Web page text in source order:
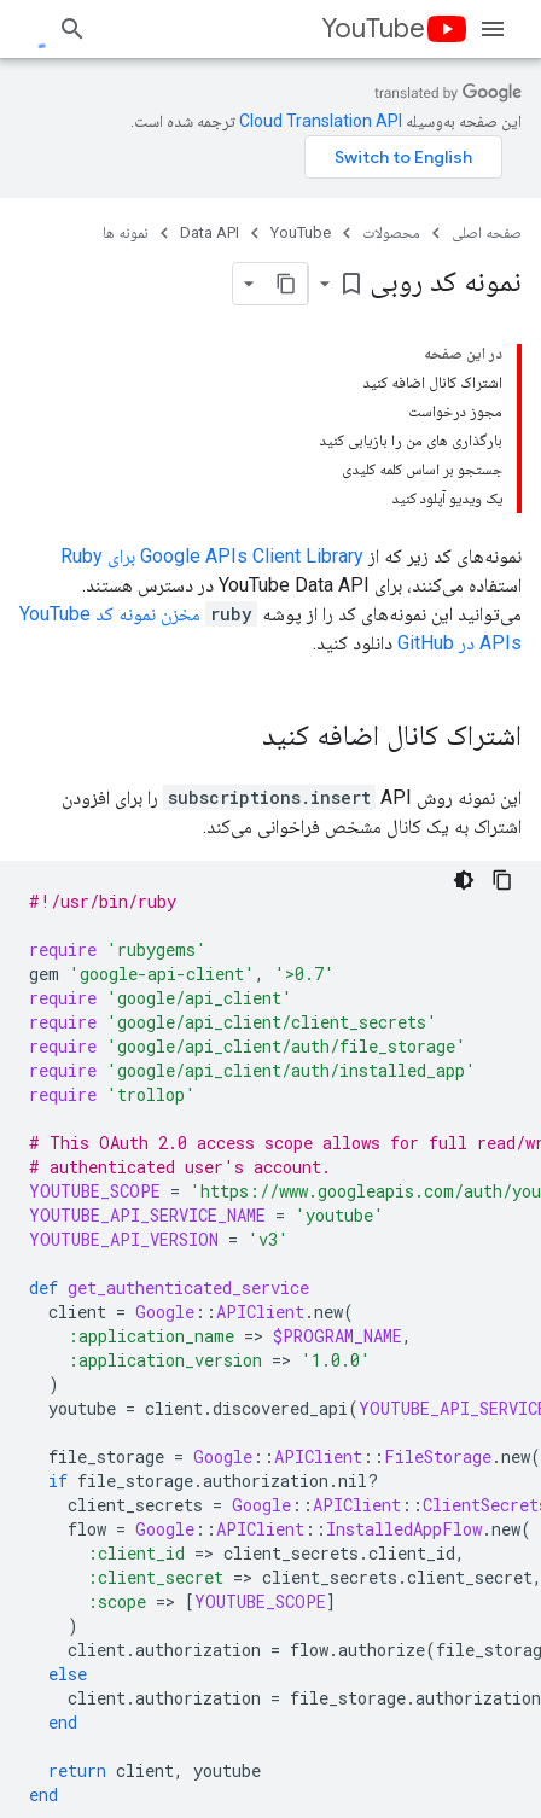
YouTube
این صفحه به‌وسیله ترجمه شده است.
صفحه اصلی محصولات YouTube
Data API نمونه ها
نمونه کد روبی bookmark_border
در این صفحه
اشتراک کانال اضافه کنید
مجوز درخواست
بارگذاری های من را بازیابی کنید
جستجو بر اساس کلمه کلیدی
یک ویدیو آپلود کنید
نمونه‌های کد زیر که از Google APIs Client Library برای
Ruby
استفاده می‌کنند، برای YouTube Data API در دسترس هستند.
می‌توانید این نمونه‌های کد را از پوشه ruby
مخزن نمونه کد YouTube
APIs در GitHub
دانلود کنید.
اشتراک کانال اضافه کنید
این نمونه روش subscriptions.insert API را برای افزودن
اشتراک به یک کانال مشخص فراخوانی می‌کند.
#!/usr/bin/ruby
require 'rubygems'
gem
'google-api-client' ,
'>0.7'
require 'google/api_client'
require 'google/api_client/client_secrets'
require 'google/api_client/auth/file_storage'
require 'google/api_client/auth/installed_app'
require 'trollop'
# This OAuth 2.0 access scope allows for full read/
# authenticated user's account.
YOUTUBE_SCOPE =
'https://www.googleapis.com/auth/
YOUTUBE_API_SERVICE_NAME =
'youtube'
YOUTUBE_API_VERSION = 'v3'
def get_authenticated_service
client = Google ::APIClient.new(
:application_name => $PROGRAM_NAME,
:application_version =>
'1.0.0'
)
youtube = client.discovered_api(
file_storage = Google ::APIClient :: FileStorage.new(
if file_storage.authorization .nil?
client_secrets = Google ::APIClient ::
flow = Google ::APIClient :: InstalledAppFlow.new(
:client_id => client_secrets .client_id,
:client_secret => client_secrets .client_secret,
:scope => [YOUTUBE_SCOPE]
)
client.authorization = flow.authorize(
else
client.authorization = file_storage.authorization
end
return client,
youtube
end